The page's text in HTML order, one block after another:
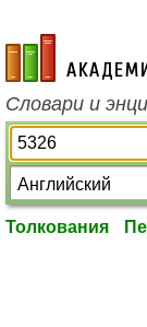
academic.ru
Словари и
Толкования